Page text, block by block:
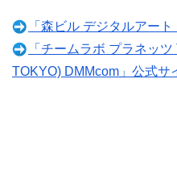
「森ビル デジタルアー
「チームラボ プラネッ
TOKYO) DMMcom」公式サ